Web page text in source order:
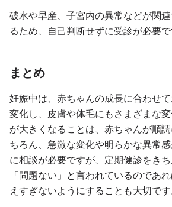
破水や早産、子宮内の異常などが関
るため、自己判断せずに受診が必要で
まとめ
妊娠中は、赤ちゃんの成長に合わせ
変化し、皮膚や体毛にもさまざまな
が大きくなることは、赤ちゃんが順
ちろん、急激な変化や明らかな異常
に相談が必要ですが、定期健診をき
「問題ない」と言われているのであ
えすぎないようにすることも大切です